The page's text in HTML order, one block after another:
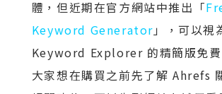
體，但近期在官方網站中推出「
Keyword Generator 」，可以視
Keyword Explorer 的精簡版免費
大家想在購買之前先了解 Ahrefs